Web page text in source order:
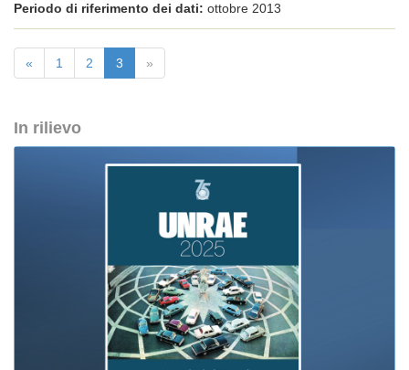
Periodo di riferimento dei dati: ottobre 2013
« 1 2 3 »
In rilievo